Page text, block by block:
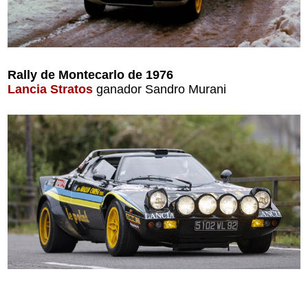
Rally de Montecarlo de 1976
Lancia Stratos ganador Sandro Murani